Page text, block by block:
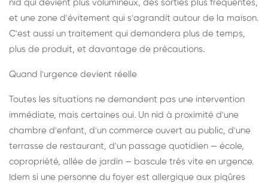
nid qui devient plus volumineux, des sorties plus fréquentes,
et une zone d'évitement qui s'agrandit autour de la maison.
C'est aussi un traitement qui demandera plus de temps,
plus de produit, et davantage de précautions.
Quand l'urgence devient réelle
Toutes les situations ne demandent pas une intervention
immédiate, mais certaines oui. Un nid à proximité d'une
chambre d'enfant, d'un commerce ouvert au public, d'une
terrasse de restaurant, d'un passage quotidien — école,
copropriété, allée de jardin — bascule très vite en urgence.
Idem si une personne du foyer est allergique aux piqûres